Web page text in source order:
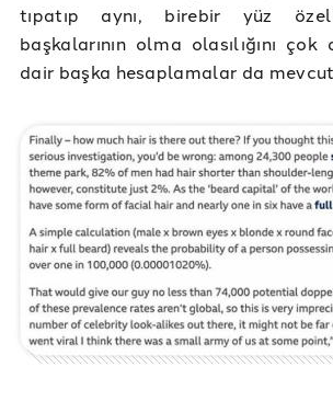
tıpatıp aynı, birebir yüz
başkalarının olma olasılığını
dair başka hesaplamalar da